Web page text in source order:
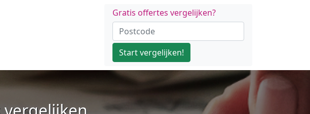
Gratis offertes vergelijken?
Start vergelijken!